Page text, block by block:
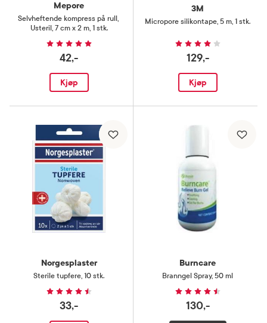
Mepore
Selvheftende kompress på rull ,
Usteril, 7 cm x 2 m, 1 stk.
42,-
Kjøp
3M
Micropore silikontape, 5 m, 1 stk.
129,-
Kjøp
Norgesplaster
Sterile tupfere, 10 stk.
33,-
Burncare
Branngel Spray, 50 ml
130,-